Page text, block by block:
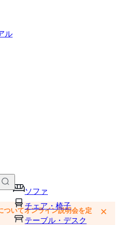
ル
ソファ
チェア・椅子
テーブル・デスク
付けて、カートに追加できます
いてオンライン説明会を定
×